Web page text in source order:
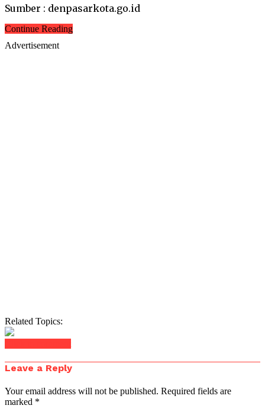
Sumber : denpasarkota.go.id
Continue Reading
Advertisement
Related Topics:
Leave a Reply
Your email address will not be published. Required fields are
marked *